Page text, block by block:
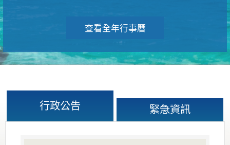
查看全年行事曆
行政公告 緊急資訊